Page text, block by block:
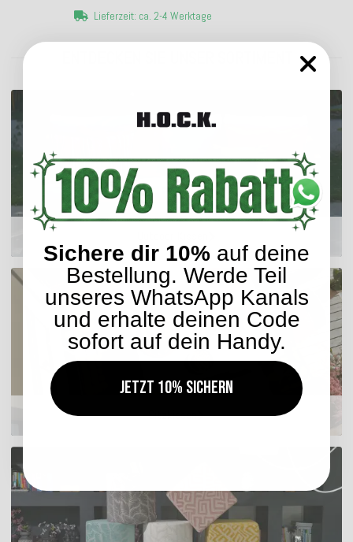
Lieferzeit: ca. 2-4 Werktage
Sitzkissen
Sichere dir 10% auf deine
Bestellung. Werde Teil
unseres WhatsApp Kanals
und erhalte deinen Code
sofort auf dein Handy.
Jetzt 10% sichern